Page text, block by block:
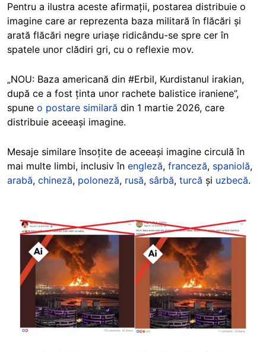
Pentru a ilustra aceste afirmații, postarea distribuie o
imagine care ar reprezenta baza militară în flăcări și
arată flăcări negre uriașe ridicându-se spre cer în
spatele unor clădiri gri, cu o reflexie mov.
„NOU: Baza americană din #Erbil, Kurdistanul irakian,
după ce a fost ținta unor rachete balistice iraniene”,
spune o postare similară din 1 martie 2026, care
distribuie aceeași imagine.
Mesaje similare însoțite de aceeași imagine circulă în
mai multe limbi, inclusiv în engleză, franceză, spaniolă,
arabă, chineză, poloneză, rusă, sârbă, turcă și uzbecă.
Image